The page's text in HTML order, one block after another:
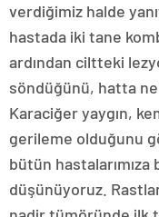
verdiğimiz halde
hastada iki tane
ardından ciltteki
söndüğünü, hatta
Karaciğer yaygın,
gerileme olduğunu
bütün hastalarımıza
düşünüyoruz.